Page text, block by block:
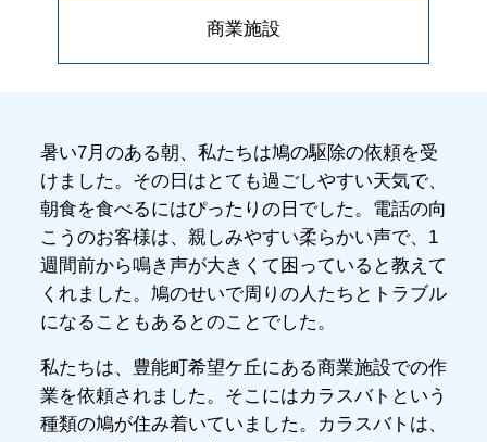
商業施設
暑い7月のある朝、私たちは鳩の駆除の依頼を受
けました。その日はとても過ごしやすい天気で、
朝食を食べるにはぴったりの日でした。電話の向
こうのお客様は、親しみやすい柔らかい声で、1
週間前から鳴き声が大きくて困っていると教えて
くれました。鳩のせいで周りの人たちとトラブル
になることもあるとのことでした。
私たちは、豊能町希望ケ丘にある商業施設での作
業を依頼されました。そこにはカラスバトという
種類の鳩が住み着いていました。カラスバトは、